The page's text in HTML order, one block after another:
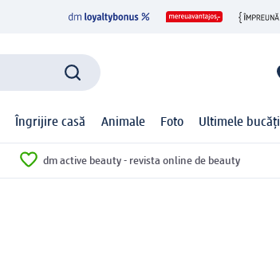
Îngrijire casă Animale Foto Ultimele bucăți
dm active beauty - revista online de beauty